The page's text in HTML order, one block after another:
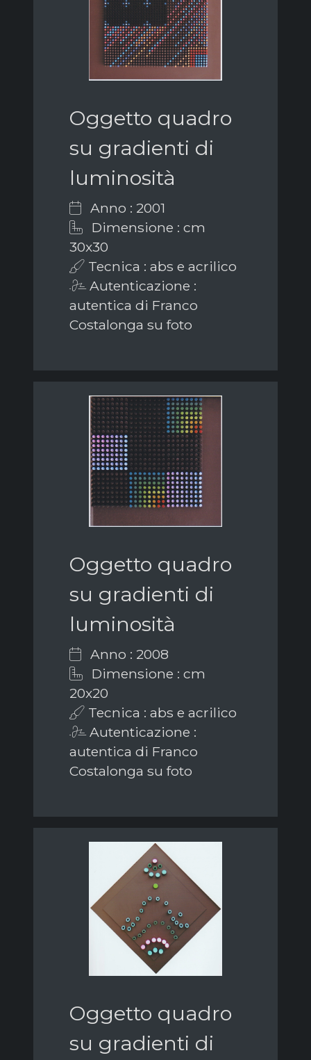
Oggetto quadro
su gradienti di
luminosità
Anno : 2001
Dimensione : cm
30x30
Tecnica : abs e acrilico
Autenticazione :
autentica di Franco
Costalonga su foto
Oggetto quadro
su gradienti di
luminosità
Anno : 2008
Dimensione : cm
20x20
Tecnica : abs e acrilico
Autenticazione :
autentica di Franco
Costalonga su foto
Oggetto quadro
su gradienti di